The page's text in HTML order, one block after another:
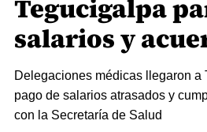
Tegucigalpa
salarios y
Delegaciones médicas llegaron a
pago de salarios atrasados y
con la Secretaría de Salud